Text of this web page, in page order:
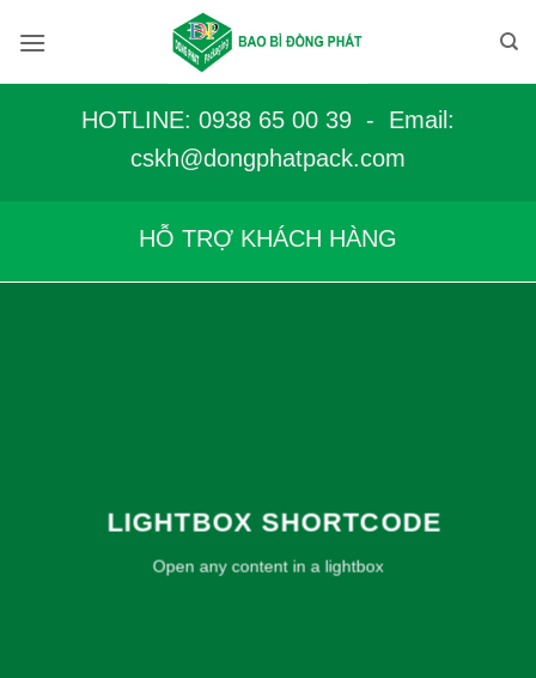
qua
HOTLINE: 0938 65 00 39 - Email:
cskh@dongphatpack.com
HỖ TRỢ KHÁCH HÀNG
LIGHTBOX SHORTCODE
Open any content in a lightbox